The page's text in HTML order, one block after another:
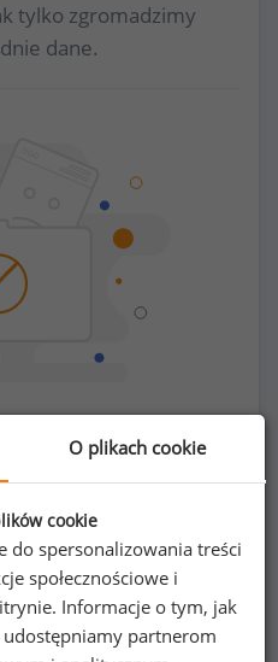
tylko zgromadzimy
dane.
zarobki z innymi?
zarabiać
O plikach cookie
cookie
do spersonalizowania treści
społecznościowe i
Informacje o tym, jak
partnerom